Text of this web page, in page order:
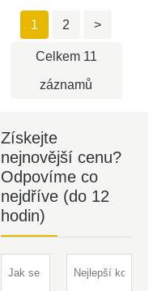
1 2 >
Celkem 11
záznamů
Získejte
nejnovější cenu?
Odpovíme co
nejdříve (do 12
hodin)